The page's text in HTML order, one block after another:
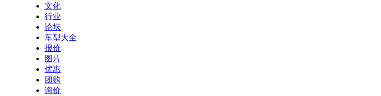
文化
行业
论坛
车型大全
报价
图片
优惠
团购
询价